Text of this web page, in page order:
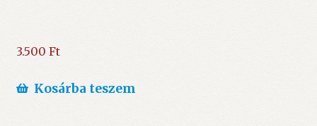
3.500 Ft
Kosárba teszem